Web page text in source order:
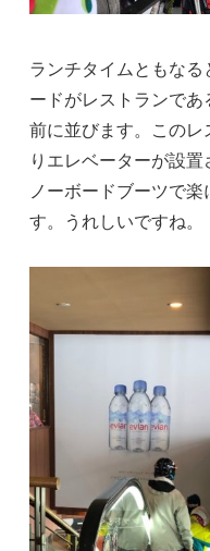
ランチタイムともな
ードがレストランで
前に並びます。この
りエレベーターが設
ノーボードブーツで
す。うれしいですね。